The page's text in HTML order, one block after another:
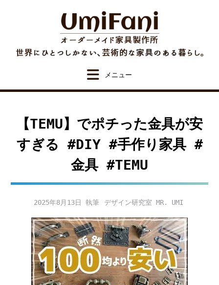
【TEMU】でポチった金具が安
すぎる #DIY #手作り家具 #
金具 #TEMU
2025年8月13日 デザイン研究室 MR. UMI